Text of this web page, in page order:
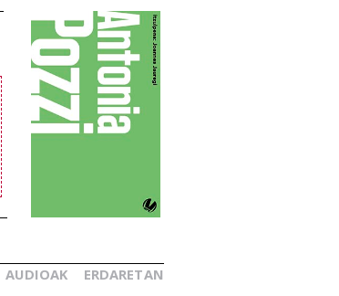
AUDIOAK ERDARETAN